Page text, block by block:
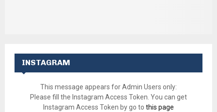
INSTAGRAM
This message appears for Admin Users only:
Please fill the Instagram Access Token. You can get
Instagram Access Token by go to this page